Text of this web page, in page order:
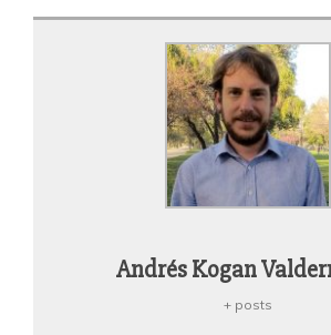
Andrés Kogan
+ posts